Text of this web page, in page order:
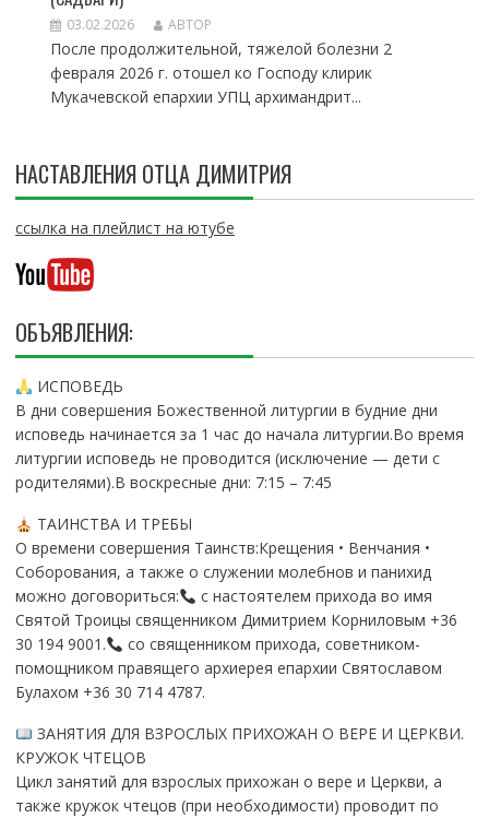
03.02.2026 АВТОР
После продолжительной, тяжелой болезни 2
февраля 2026 г. отошел ко Господу клирик
Мукачевской епархии УПЦ архимандрит...
НАСТАВЛЕНИЯ ОТЦА ДИМИТРИЯ
ссылка на плейлист на ютубе
ОБЪЯВЛЕНИЯ:
ИСПОВЕДЬ
В дни совершения Божественной литургии в будние дни
исповедь начинается за 1 час до начала литургии.Во время
литургии исповедь не проводится (исключение — дети с
родителями).В воскресные дни: 7:15 – 7:45
ТАИНСТВА И ТРЕБЫ
О времени совершения Таинств:Крещения • Венчания •
Соборования, а также о служении молебнов и панихид
можно договориться:
с настоятелем прихода во имя
Святой Троицы священником Димитрием Корниловым +36
30 194 9001.
со священником прихода, советником-
помощником правящего архиерея епархии Святославом
Булахом +36 30 714 4787.
ЗАНЯТИЯ ДЛЯ ВЗРОСЛЫХ ПРИХОЖАН О ВЕРЕ И ЦЕРКВИ.
КРУЖОК ЧТЕЦОВ
Цикл занятий для взрослых прихожан о вере и Церкви, а
также кружок чтецов (при необходимости) проводит по